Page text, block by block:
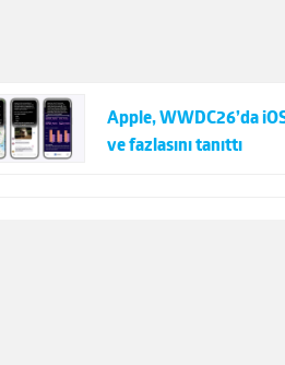
Apple, WWDC26’da
ve fazlasını tanıttı